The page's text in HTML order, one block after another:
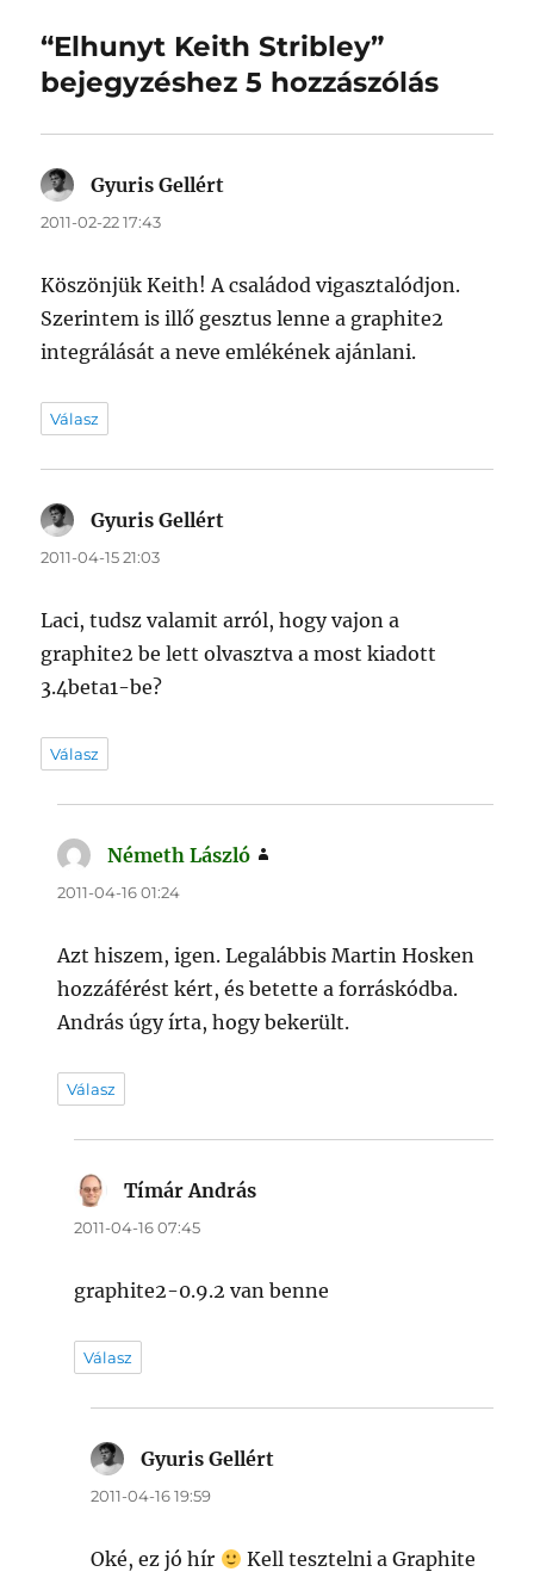
“Elhunyt Keith Stribley”
bejegyzéshez 5 hozzászólás
Gyuris Gellért
2011-02-22 17:43
Köszönjük Keith! A családod vigasztalódjon.
Szerintem is illő gesztus lenne a graphite2
integrálását a neve emlékének ajánlani.
Válasz
Gyuris Gellért
2011-04-15 21:03
Laci, tudsz valamit arról, hogy vajon a
graphite2 be lett olvasztva a most kiadott
3.4beta1-be?
Válasz
Németh László
2011-04-16 01:24
Azt hiszem, igen. Legalábbis Martin Hosken
hozzáférést kért, és betette a forráskódba.
András úgy írta, hogy bekerült.
Válasz
Tímár András
2011-04-16 07:45
graphite2-0.9.2 van benne
Válasz
Gyuris Gellért
2011-04-16 19:59
Oké, ez jó hír
Kell tesztelni a Graphite